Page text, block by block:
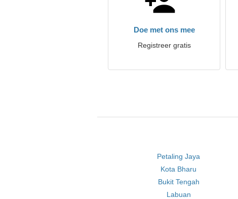
Doe met ons mee
Registreer gratis
Petaling Jaya
Kota Bharu
Bukit Tengah
Labuan